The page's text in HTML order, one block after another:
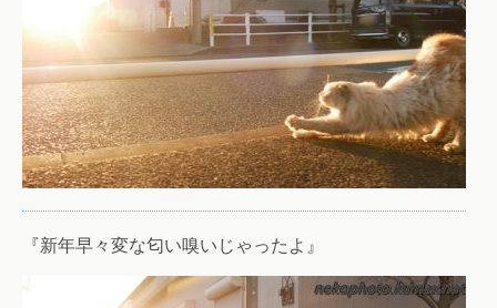
『新年早々変な匂い嗅いじゃったよ』